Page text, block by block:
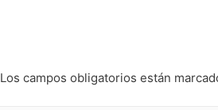
Los campos obligatorios están